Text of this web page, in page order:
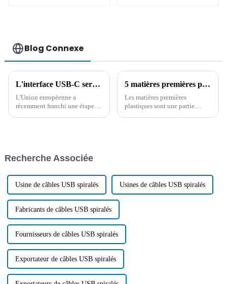
Blog Connexe
L'interface USB-C sera adoptée comme norme de charge universelle d'ici fin 2024.
L'Union européenne a
récemment franchi une étape
votes, une législation a été
5 matières premières plastiques courantes pour les fils et câbles
Les matières premières
plastiques sont une partie
Recherche Associée
Usine de câbles USB spiralés Usines de câbles USB spiralés
Fabricants de câbles USB spiralés
Fournisseurs de câbles USB spiralés
Exportateur de câbles USB spiralés